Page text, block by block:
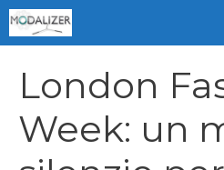
Vai
al
London
Week: un